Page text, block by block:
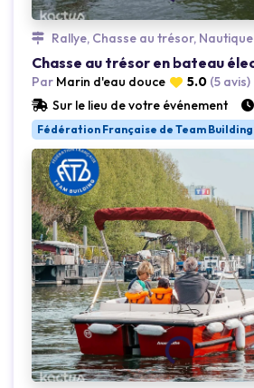
Rallye, Chasse au trésor, Nautique
Par Marin d'eau douce 5.0 (5 avis)
Sur le lieu de votre événement
Fédération Française de Team Building
Loading...